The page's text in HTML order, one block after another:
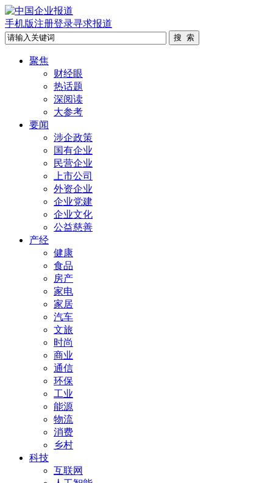
手机版注册登录寻求报道
聚焦
财经眼
热话题
深阅读
大参考
要闻
涉企政策
国有企业
民营企业
上市公司
外资企业
企业党建
企业文化
公益慈善
产经
健康
食品
房产
家电
家居
汽车
文旅
时尚
商业
通信
环保
工业
能源
物流
消费
乡村
科技
互联网